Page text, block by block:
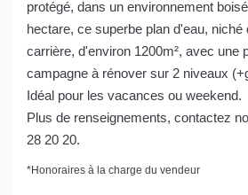
protégé, dans un environnement
hectare, ce superbe plan d'eau, niché
carrière, d'environ 1200m², avec une
campagne à rénover sur 2 niveaux
Idéal pour les vacances ou weekend.
Plus de renseignements, contactez
28 20 20.
*Honoraires à la charge du vendeur